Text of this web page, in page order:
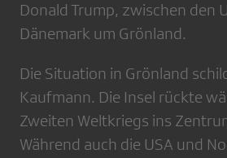
Donald Trump, zwischen den
Dänemark um Grönland.
Die Situation in Grönland
Kaufmann. Die Insel rückte
Zweiten Weltkriegs ins
Während auch die USA und